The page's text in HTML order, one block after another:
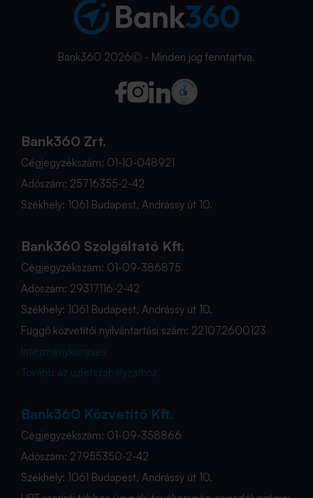
Bank360 2026Ⓒ - Minden jog fenntartva.
Bank360 Zrt.
Cégjegyzékszám: 01-10-048921
Adószám: 25716355-2-42
Székhely: 1061 Budapest, Andrássy út 10.
Bank360 Szolgáltató Kft.
Cégjegyzékszám: 01-09-386875
Adószám: 29317116-2-42
Székhely: 1061 Budapest, Andrássy út 10.
Függő közvetítői nyilvántartási szám: 221072600123
Intézménykeresés
Tovább az üzletszabályzathoz
Bank360 Közvetítő Kft.
Cégjegyzékszám: 01-09-358866
Adószám: 27955350-2-42
Székhely: 1061 Budapest, Andrássy út 10.